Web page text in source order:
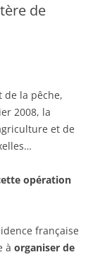
de
de la pêche,
2008, la
et de
opération
française
à organiser de